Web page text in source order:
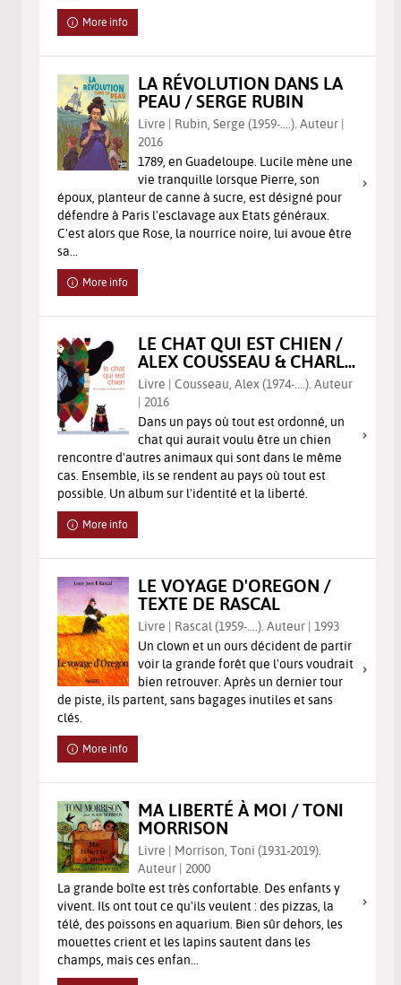
More info
LA RÉVOLUTION DANS LA
PEAU / SERGE RUBIN
Livre | Rubin, Serge (1959-....). Auteur |
2016
1789, en Guadeloupe. Lucile mène une
vie tranquille lorsque Pierre, son
époux, planteur de canne à sucre, est désigné pour
défendre à Paris l'esclavage aux Etats généraux.
C'est alors que Rose, la nourrice noire, lui avoue être
sa...
More info
LE CHAT QUI EST CHIEN /
ALEX COUSSEAU & CHARL...
Livre | Cousseau, Alex (1974-....). Auteur
| 2016
Dans un pays où tout est ordonné, un
chat qui aurait voulu être un chien
rencontre d'autres animaux qui sont dans le même
cas. Ensemble, ils se rendent au pays où tout est
possible. Un album sur l'identité et la liberté.
More info
LE VOYAGE D'OREGON /
TEXTE DE RASCAL
Livre | Rascal (1959-....). Auteur | 1993
Un clown et un ours décident de partir
voir la grande forêt que l'ours voudrait
bien retrouver. Après un dernier tour
de piste, ils partent, sans bagages inutiles et sans
clés.
More info
MA LIBERTÉ À MOI / TONI
MORRISON
Livre | Morrison, Toni (1931-2019).
Auteur | 2000
La grande boîte est très confortable. Des enfants y
vivent. Ils ont tout ce qu'ils veulent : des pizzas, la
télé, des poissons en aquarium. Bien sûr dehors, les
mouettes crient et les lapins sautent dans les
champs, mais ces enfan...